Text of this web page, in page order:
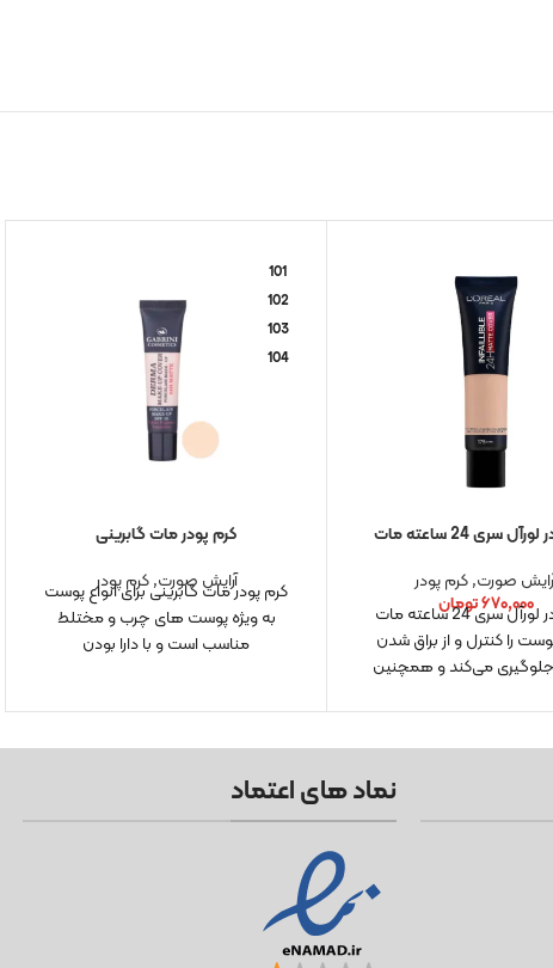
سری 24 ساعته مات
صورت,کرم پودر
۶۷۰,۰۰۰تومانکرم پودر لورآل سری 24 ساعته مات
را کنترل و از براق شدن
می‌کند و همچنین
101
102
103
104
کرم پودر مات گابرینی
آرایش صورت,کرم پودر
کرم پودر مات گابرینی برای انواع پوست
به ویژه پوست های چرب و مختلط
مناسب است و با دارا بودن
نماد های اعتماد